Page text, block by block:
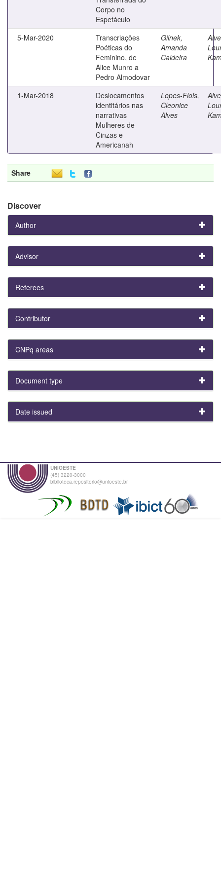
Corpo no
Espetáculo
5-Mar-2020
Transcriações
Poéticas do
Feminino, de
Alice Munro a
Pedro Almodovar
Gilnek,
Amanda
Caldeira
1-Mar-2018
Deslocamentos
identitários nas
narrativas
Mulheres de
Cinzas e
Americanah
Lopes-Flois,
Cleonice
Alves
Share
Discover
Author
Advisor
Referees
Contributor
CNPq areas
Document type
Date issued
UNIOESTE
(45) 3220-3000
biblioteca.repositorio@unioeste.br